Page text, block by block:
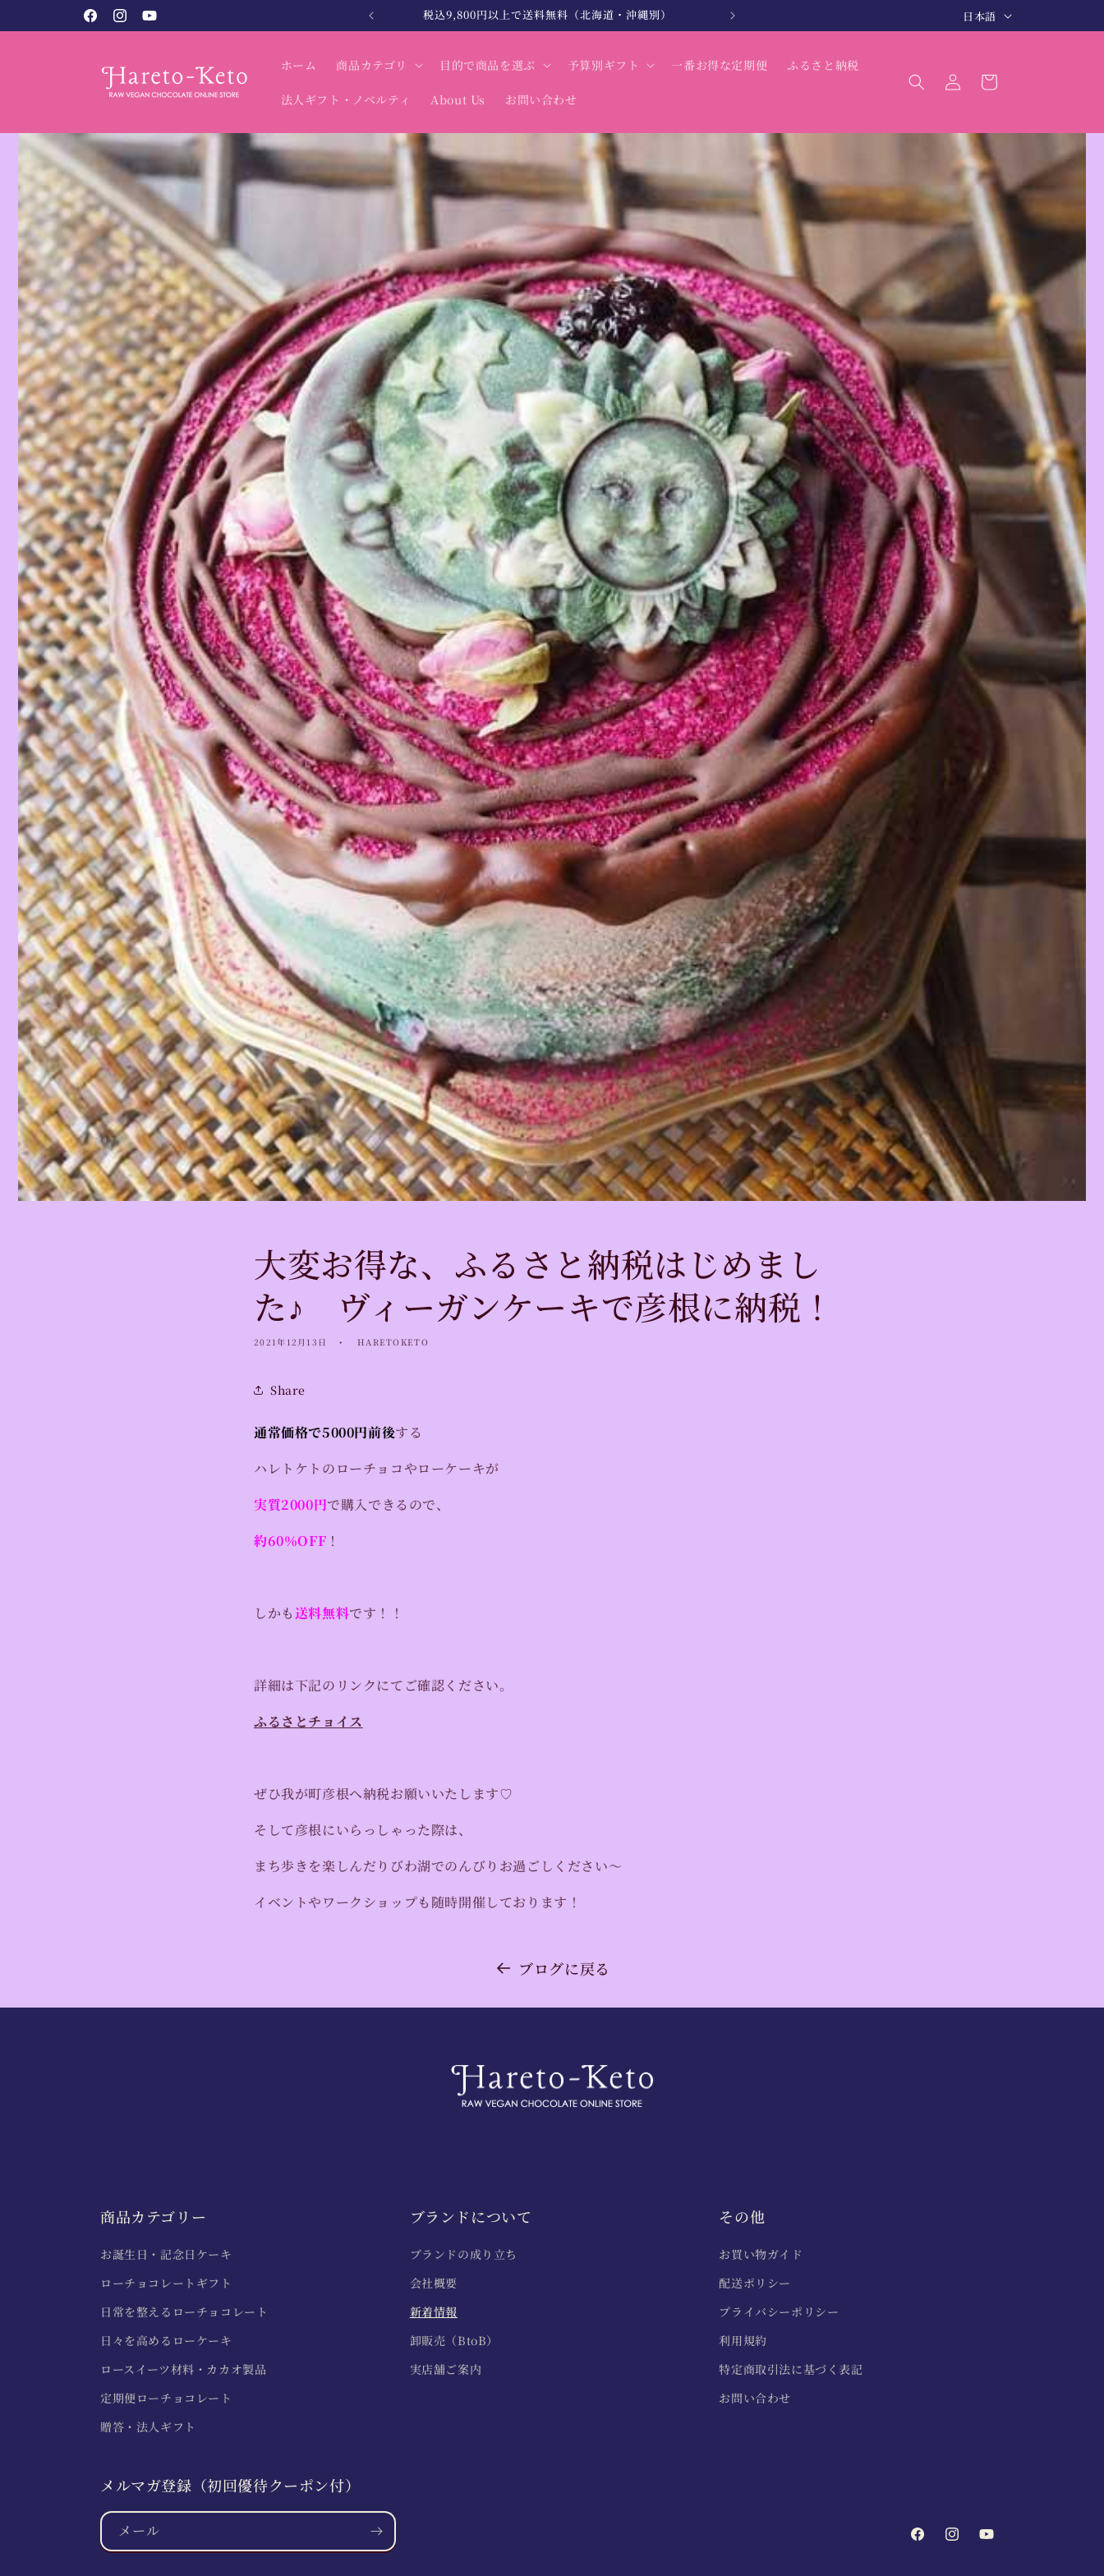
FacebookInstagram
YouTube
税込9,800円以上で送料無料（北海道・沖縄別） 北海道・沖縄は税込12,000円以上で送料無料 3〜5日で商品発送（最短 翌日発送）言
語
日本語
ホーム 商品カテゴリ 目的で商品を選ぶ 予算別ギフト 一番お得な定期便 ふるさと納税
法人ギフト・ノベルティ About Us お問い合わせ
グ
イ
ー
大変お得な、ふるさと納税はじめまし
た♪ ヴィーガンケーキで彦根に納税！
2021年12月13日 HARETOKETO
Share
通常価格で5000円前後する
ハレトケトのローチョコやローケーキが
実質2000円で購入できるので、
約60％OFF ！
しかも送料無料です！！
詳細は下記のリンクにてご確認ください。
ふるさとチョイス
ぜひ我が町彦根へ納税お願いいたします♡
そして彦根にいらっしゃった際は、
まち歩きを楽しんだりびわ湖でのんびりお過ごしください〜
イベントやワークショップも随時開催しております！
ブログに戻る
商品カテゴリー
お誕生日・記念日ケーキ
ローチョコレートギフト
日常を整えるローチョコレート
日々を高めるローケーキ
ロースイーツ材料・カカオ製品
定期便ローチョコレート
贈答・法人ギフト
ブランドについて
ブランドの成り立ち
会社概要
新着情報
卸販売（BtoB）
実店舗ご案内
その他
お買い物ガイド
配送ポリシー
プライバシーポリシー
利用規約
特定商取引法に基づく表記
お問い合わせ
メルマガ登録（初回優待クーポン付）
メール
FacebookInstagramYouTube